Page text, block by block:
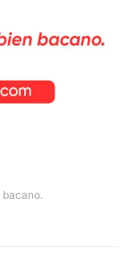
bacano.